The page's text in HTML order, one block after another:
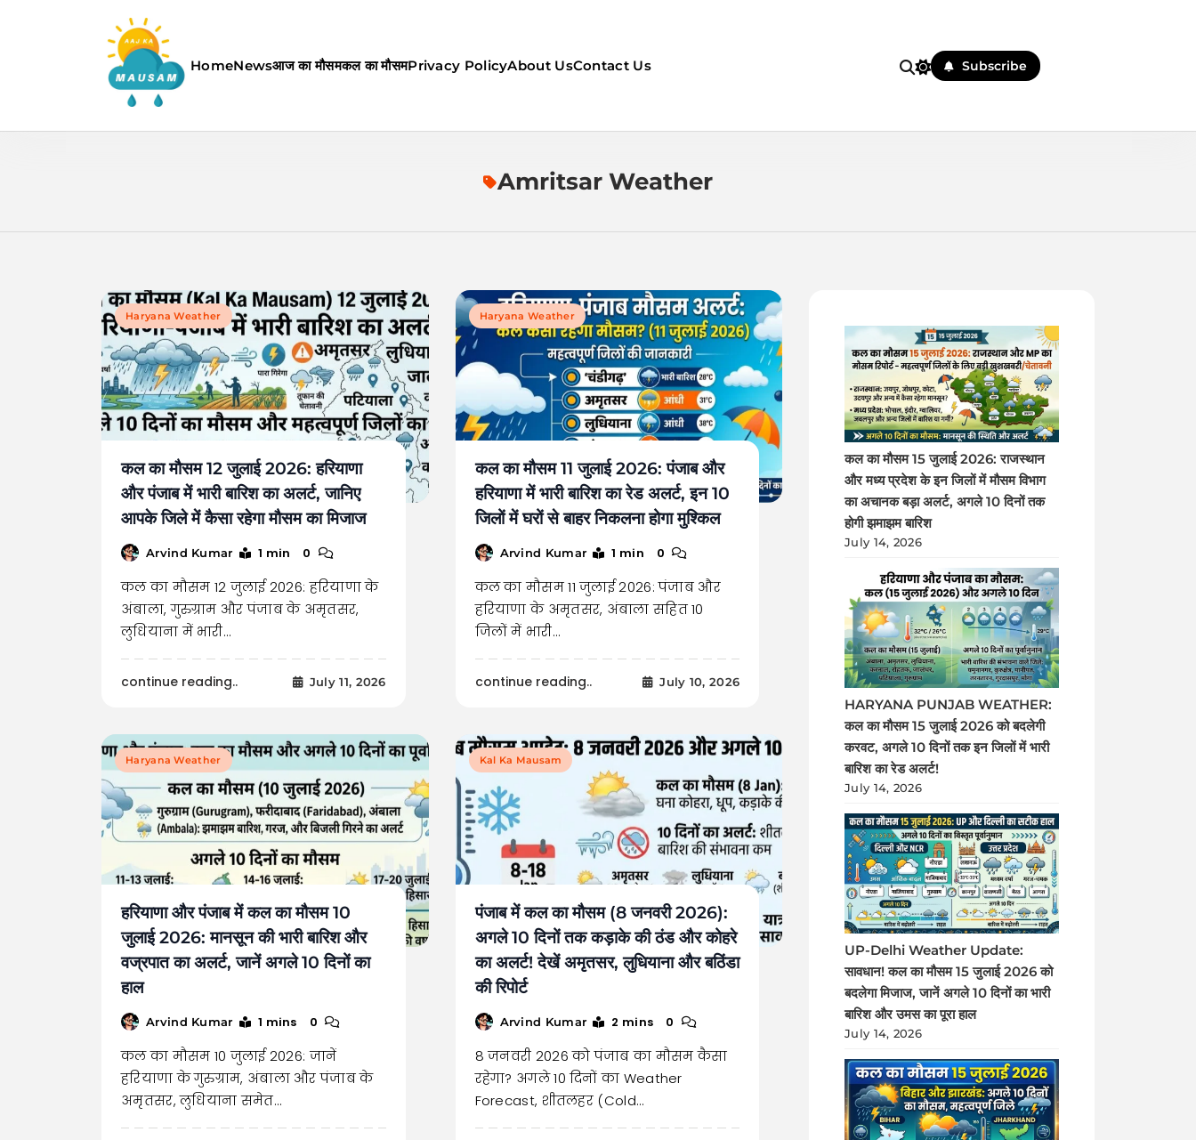
Aaj Ka Mausam | आज का मौसम | कल का मौसम की जानकारी सबसे पहले
HomeNewsआज का मौसमकल का मौसमPrivacy PolicyAbout UsContact Us Subscribe
Amritsar Weather
Haryana Weather
कल का मौसम 12 जुलाई 2026: हरियाणा
और पंजाब में भारी बारिश का अलर्ट, जानिए
आपके जिले में कैसा रहेगा मौसम का मिजाज
Arvind Kumar 1 min 0
कल का मौसम 12 जुलाई 2026: हरियाणा के
अंबाला, गुरुग्राम और पंजाब के अमृतसर,
लुधियाना में भारी…
continue reading.. July 11, 2026
Haryana Weather
कल का मौसम 11 जुलाई 2026: पंजाब और
हरियाणा में भारी बारिश का रेड अलर्ट, इन 10
जिलों में घरों से बाहर निकलना होगा मुश्किल
Arvind Kumar 1 min 0
कल का मौसम 11 जुलाई 2026: पंजाब और
हरियाणा के अमृतसर, अंबाला सहित 10
जिलों में भारी…
continue reading.. July 10, 2026
Haryana Weather
हरियाणा और पंजाब में कल का मौसम 10
जुलाई 2026: मानसून की भारी बारिश और
वज्रपात का अलर्ट, जानें अगले 10 दिनों का
हाल
Arvind Kumar 1 mins 0
कल का मौसम 10 जुलाई 2026: जानें
हरियाणा के गुरुग्राम, अंबाला और पंजाब के
अमृतसर, लुधियाना समेत…
Kal Ka Mausam
पंजाब में कल का मौसम (8 जनवरी 2026):
अगले 10 दिनों तक कड़ाके की ठंड और कोहरे
का अलर्ट! देखें अमृतसर, लुधियाना और बठिंडा
की रिपोर्ट
Arvind Kumar 2 mins 0
8 जनवरी 2026 को पंजाब का मौसम कैसा
रहेगा? अगले 10 दिनों का Weather
Forecast, शीतलहर (Cold…
कल का मौसम 15 जुलाई 2026: राजस्थान
और मध्य प्रदेश के इन जिलों में मौसम विभाग
का अचानक बड़ा अलर्ट, अगले 10 दिनों तक
होगी झमाझम बारिश
July 14, 2026
HARYANA PUNJAB WEATHER:
कल का मौसम 15 जुलाई 2026 को बदलेगी
करवट, अगले 10 दिनों तक इन जिलों में भारी
बारिश का रेड अलर्ट!
July 14, 2026
UP-Delhi Weather Update:
सावधान! कल का मौसम 15 जुलाई 2026 को
बदलेगा मिजाज, जानें अगले 10 दिनों का भारी
बारिश और उमस का पूरा हाल
July 14, 2026